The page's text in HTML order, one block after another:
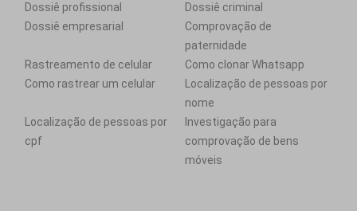
Dossiê profissional
Dossiê criminal
Dossiê empresarial
Comprovação de
paternidade
Rastreamento de celular
Como clonar Whatsapp
Como rastrear um celular
Localização de pessoas por
nome
Localização de pessoas por
cpf
Investigação para
comprovação de bens
móveis